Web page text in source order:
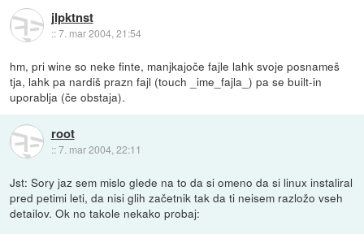
jlpktnst
::7. mar 2004, 21:54
hm, pri wine so neke finte, manjkajoče fajle lahk svoje posnameš
tja, lahk pa nardiš prazn fajl (touch _ime_fajla_) pa se built-in
uporablja (če obstaja).
root
::7. mar 2004, 22:11
Jst: Sory jaz sem mislo glede na to da si omeno da si linux instaliral
pred petimi leti, da nisi glih začetnik tak da ti neisem razložo vseh
detailov. Ok no takole nekako probaj: